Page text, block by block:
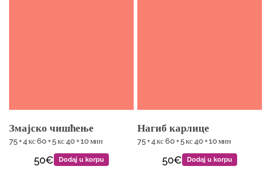
Змајско чишћење
75 + 4 кс 60 + 5 кс 40 + 10 мин
50€ Dodaj u korpu
Нагиб карлице
75 + 4 кс 60 + 5 кс 40 + 10 мин
50€ Dodaj u korpu